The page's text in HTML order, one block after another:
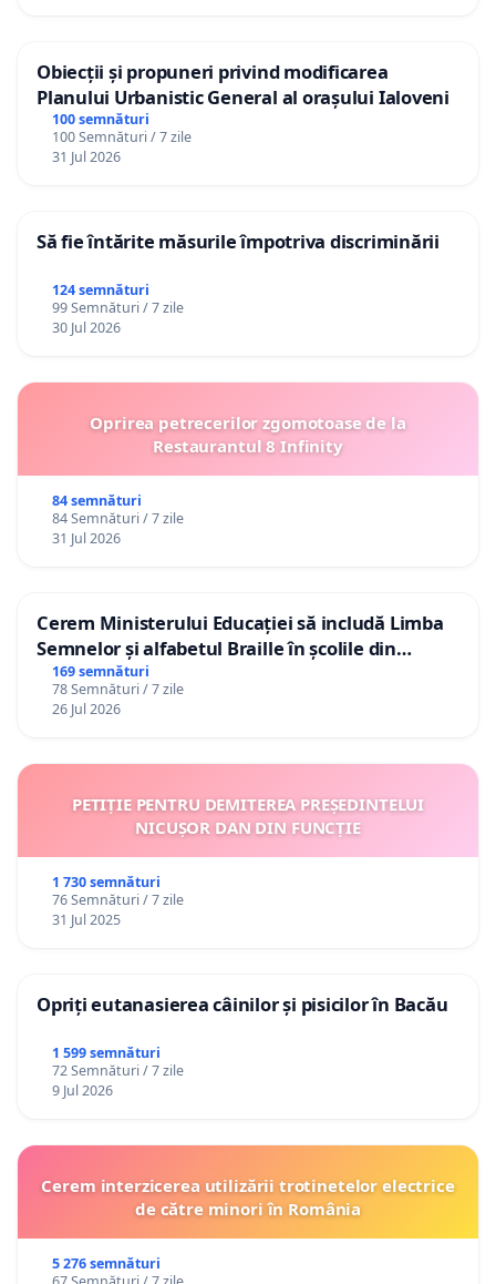
Obiecții și propuneri privind modificarea
Planului Urbanistic General al orașului Ialoveni
100 semnături
100 Semnături / 7 zile
31 Jul 2026
Să fie întărite măsurile împotriva discriminării
124 semnături
99 Semnături / 7 zile
30 Jul 2026
Oprirea petrecerilor zgomotoase de la
Restaurantul 8 Infinity
84 semnături
84 Semnături / 7 zile
31 Jul 2026
Cerem Ministerului Educației să includă Limba
Semnelor și alfabetul Braille în școlile din
Republica Moldova!
169 semnături
78 Semnături / 7 zile
26 Jul 2026
PETIȚIE PENTRU DEMITEREA PREȘEDINTELUI
NICUȘOR DAN DIN FUNCȚIE
1 730 semnături
76 Semnături / 7 zile
31 Jul 2025
Opriți eutanasierea câinilor și pisicilor în Bacău
1 599 semnături
72 Semnături / 7 zile
9 Jul 2026
Cerem interzicerea utilizării trotinetelor electrice
de către minori în România
5 276 semnături